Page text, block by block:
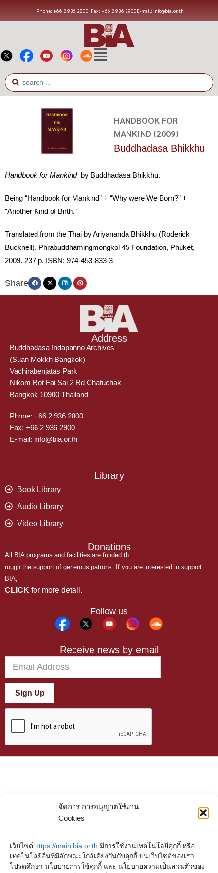
จัดการ การอนุญาตใช้งาน
Cookies
เว็บไซต์ https://main.bia.or.th มีการใช้งานเทคโนโลยีคุกกี้ หรือ
เทคโนโลยีอื่นที่มีลักษณะใกล้เคียงกันกับคุกกี้ บนเว็บไซต์ของเรา
โปรดศึกษา นโยบายการใช้คุกกี้ และ นโยบายความเป็นส่วนตัวของ
Phone: +66 2 936 2800 Fax: +66 2 936 2900E-mail: info@bia.or.th
HANDBOOK FOR
MANKIND (2009)
Buddhadasa Bhikkhu
Handbook for Mankind by Buddhadasa Bhikkhu.
Being “Handbook for Mankind” + “Why were We Born?” +
“Another Kind of Birth.”
Translated from the Thai by Ariyananda Bhikkhu (Roderick
Bucknell). Phrabuddhamingmongkol 45 Foundation, Phuket,
2009. 237 p. ISBN: 974-453-833-3
Share
Address
Buddhadasa Indapanno Archives
(Suan Mokkh Bangkok)
Vachirabenjatas Park
Nikom Rot Fai Sai 2 Rd Chatuchak
Bangkok 10900 Thailand
Phone: +66 2 936 2800
Fax: +66 2 936 2900
E-mail: info@bia.or.th
Library
Book Library
Audio Library
Video Library
Donations
All BIA programs and facilities are funded th
rough the support of generous patrons. If you are interested in support
BIA,
CLICK for more detail.
Follow us
Receive news by email
Sign Up